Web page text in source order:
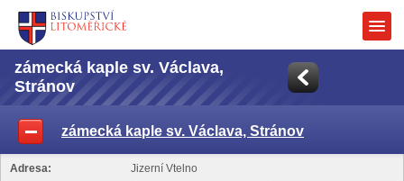
zámecká kaple sv. Václava,
Stránov
zámecká kaple sv. Václava, Stránov
Adresa: Jizerní Vtelno